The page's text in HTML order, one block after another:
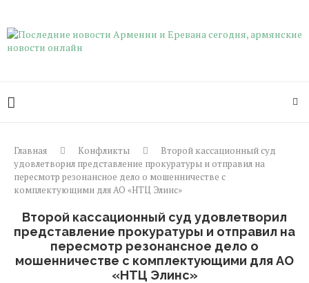
Главная Конфликты
Второй кассационный суд
удовлетворил представление прокуратуры и отправил на
пересмотр резонансное дело о мошенничестве с
комплектующими для АО «НТЦ Элинс»
Второй кассационный суд удовлетворил
представление прокуратуры и отправил на
пересмотр резонансное дело о
мошенничестве с комплектующими для АО
«НТЦ Элинс»